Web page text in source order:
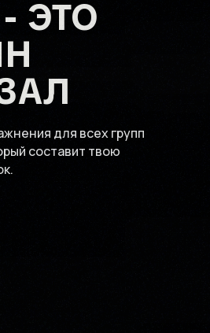
ЭТО
для всех групп
составит твою